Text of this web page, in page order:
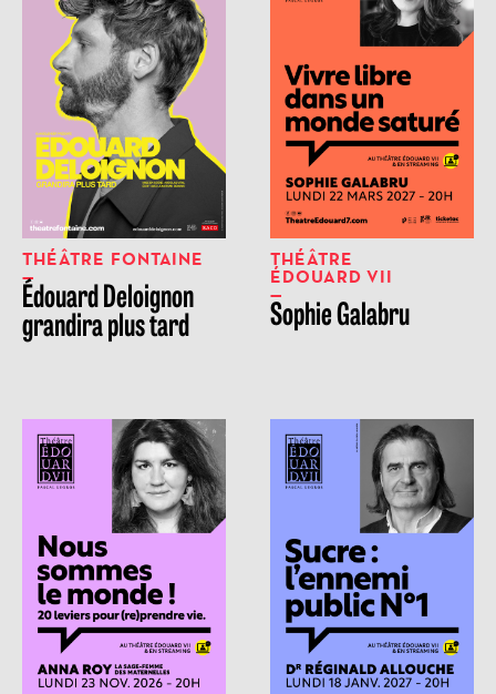
THÉÂTRE FONTAINE
Édouard Deloignon
grandira plus tard
THÉÂTRE
ÉDOUARD VII
Sophie Galabru